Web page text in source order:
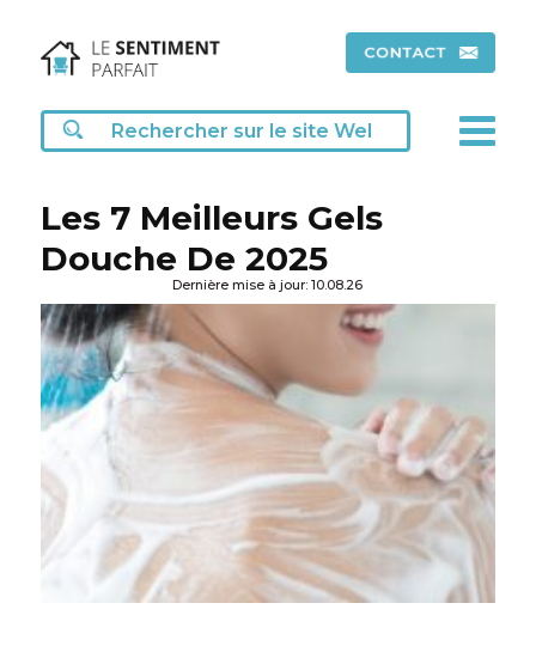
Les 7 Meilleurs Gels
Douche De 2025
Dernière mise à jour: 10.08.26